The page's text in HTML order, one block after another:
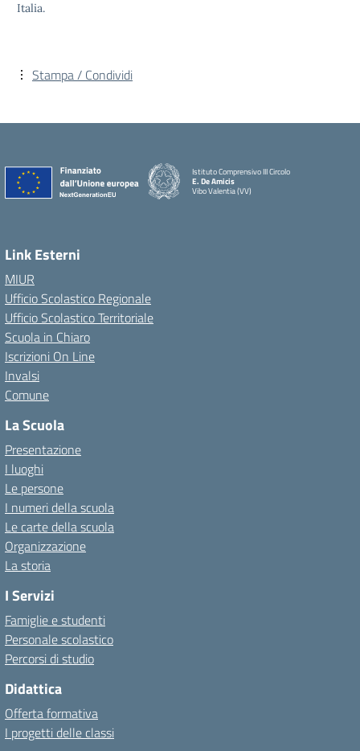
Italia.
Stampa / Condividi
Istituto Comprensivo III Circolo
E. De Amicis
Vibo Valentia (VV)
Link Esterni
MIUR
Ufficio Scolastico Regionale
Ufficio Scolastico Territoriale
Scuola in Chiaro
Iscrizioni On Line
Invalsi
Comune
La Scuola
Presentazione
I luoghi
Le persone
I numeri della scuola
Le carte della scuola
Organizzazione
La storia
I Servizi
Famiglie e studenti
Personale scolastico
Percorsi di studio
Didattica
Offerta formativa
I progetti delle classi